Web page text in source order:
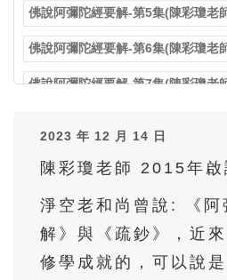
佛說阿彌陀經要解-第5集(陳彩瓊老
佛說阿彌陀經要解-第6集(陳彩瓊老
佛說阿彌陀經要解-第7集(陳彩瓊老
佛說阿彌陀經要解-第11集(陳彩瓊老
佛說阿彌陀經要解-第12集(陳彩瓊
2023 年 12 月 14 日
陳彩瓊老師 2015年啟
淨空老和尚曾說: 《阿
解》與《疏鈔》，近
修學成就的，可以說